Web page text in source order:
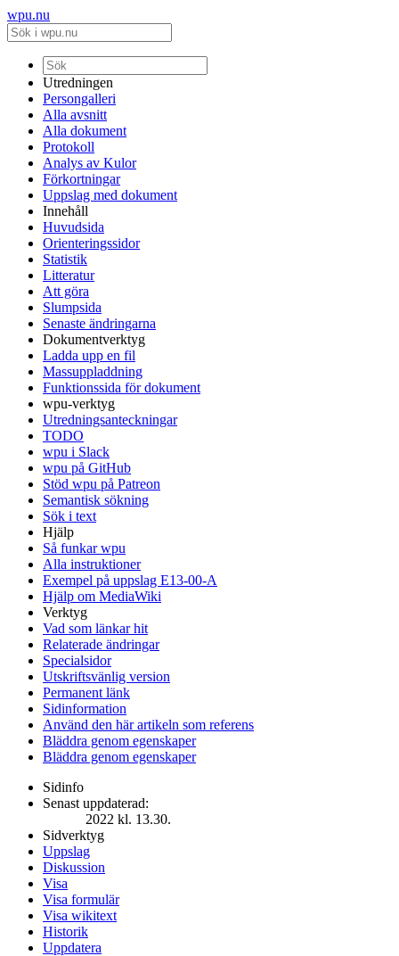
wpu.nu
Utredningen
Persongalleri
Alla avsnitt
Alla dokument
Protokoll
Analys av Kulor
Förkortningar
Uppslag med dokument
Innehåll
Huvudsida
Orienteringssidor
Statistik
Litteratur
Att göra
Slumpsida
Senaste ändringarna
Dokumentverktyg
Ladda upp en fil
Massuppladdning
Funktionssida för dokument
wpu-verktyg
Utredningsanteckningar
TODO
wpu i Slack
wpu på GitHub
Stöd wpu på Patreon
Semantisk sökning
Sök i text
Hjälp
Så funkar wpu
Alla instruktioner
Exempel på uppslag E13-00-A
Hjälp om MediaWiki
Verktyg
Vad som länkar hit
Relaterade ändringar
Specialsidor
Utskriftsvänlig version
Permanent länk
Sidinformation
Använd den här artikeln som referens
Bläddra genom egenskaper
Bläddra genom egenskaper
Sidinfo
Senast uppdaterad:
2022 kl. 13.30.
Sidverktyg
Uppslag
Diskussion
Visa
Visa formulär
Visa wikitext
Historik
Uppdatera